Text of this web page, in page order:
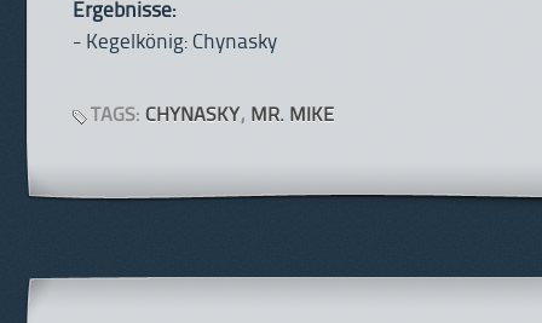
Ergebnisse:
- Kegelkönig: Chynasky
TAGS: CHYNASKY, MR. MIKE